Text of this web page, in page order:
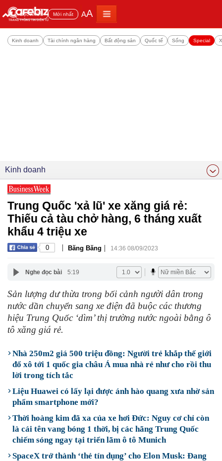
Đọc nhiều Mới nhất AA
Kinh doanh Tài chính ngân hàng Bất động sản Quốc tế Sống Special
Kinh doanh
Trung Quốc 'xả lũ' xe xăng giá rẻ:
Thiếu cả tàu chở hàng, 6 tháng xuất
khẩu 4 triệu xe
0 | Băng Băng | 14:36 08/09/2023
Nghe đọc bài 5:19
Sản lượng dư thừa trong bối cảnh người dân trong
nước dần chuyển sang xe điện đã buộc các thương
hiệu Trung Quốc ‘dìm’ thị trường nước ngoài bằng ô
tô xăng giá rẻ.
Nhà 250m2 giá 500 triệu đồng: Người trẻ khắp thế giới
đổ xô tới 1 quốc gia châu Á mua nhà rẻ như cho rồi thu
lời trong tích tắc
Liệu Huawei có lấy lại được ánh hào quang xưa nhờ sản
phẩm smartphone mới?
Thời hoàng kim đã xa của xe hơi Đức: Nguy cơ chỉ còn
là cái tên vang bóng 1 thời, bị các hãng Trung Quốc
chiếm sóng ngay tại triển lãm ô tô Munich
SpaceX trở thành ‘thẻ tín dụng’ cho Elon Musk: Đang